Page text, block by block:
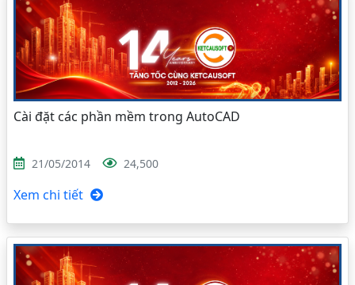
Cài đặt các phần mềm trong AutoCAD
21/05/2014 24,500
Xem chi tiết